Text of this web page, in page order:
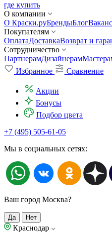
где купить
О компании
О Краски.руБрендыБлог
Покупателям
ОплатаДоставкаВозврат и
Сотрудничество
ПартнерамДизайнерам
Избранное
Сравнение
Акции
Бонусы
Подбор цвета
+7 (495) 505-61-05
Мы в социальных сетях:
Ваш город Москва?
Да Нет
Краснодар